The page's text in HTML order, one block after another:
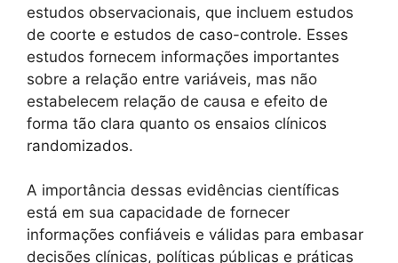
estudos observacionais, que incluem estudos
de coorte e estudos de caso-controle. Esses
estudos fornecem informações importantes
sobre a relação entre variáveis, mas não
estabelecem relação de causa e efeito de
forma tão clara quanto os ensaios clínicos
randomizados.
A importância dessas evidências científicas
está em sua capacidade de fornecer
informações confiáveis e válidas para embasar
decisões clínicas, políticas públicas e práticas